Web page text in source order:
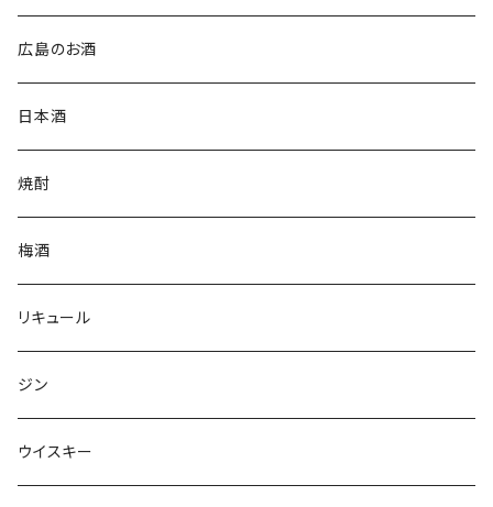
広島のお酒
日本酒
焼酎
梅酒
リキュール
ジン
ウイスキー